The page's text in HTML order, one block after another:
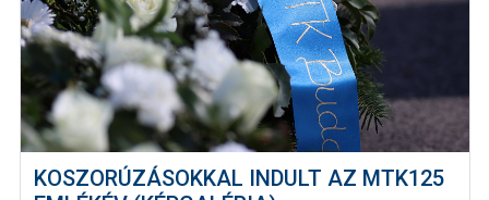
KOSZORÚZÁSOKKAL INDULT AZ MTK125